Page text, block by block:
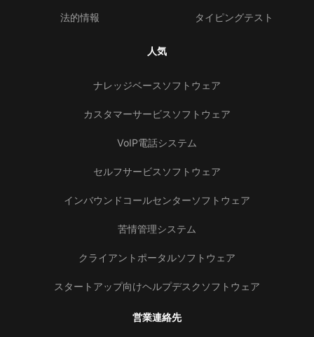
法的情報 タイピングテスト
人気
ナレッジベースソフトウェア
カスタマーサービスソフトウェア
VoIP電話システム
セルフサービスソフトウェア
インバウンドコールセンターソフトウェア
苦情管理システム
クライアントポータルソフトウェア
スタートアップ向けヘルプデスクソフトウェア
営業連絡先